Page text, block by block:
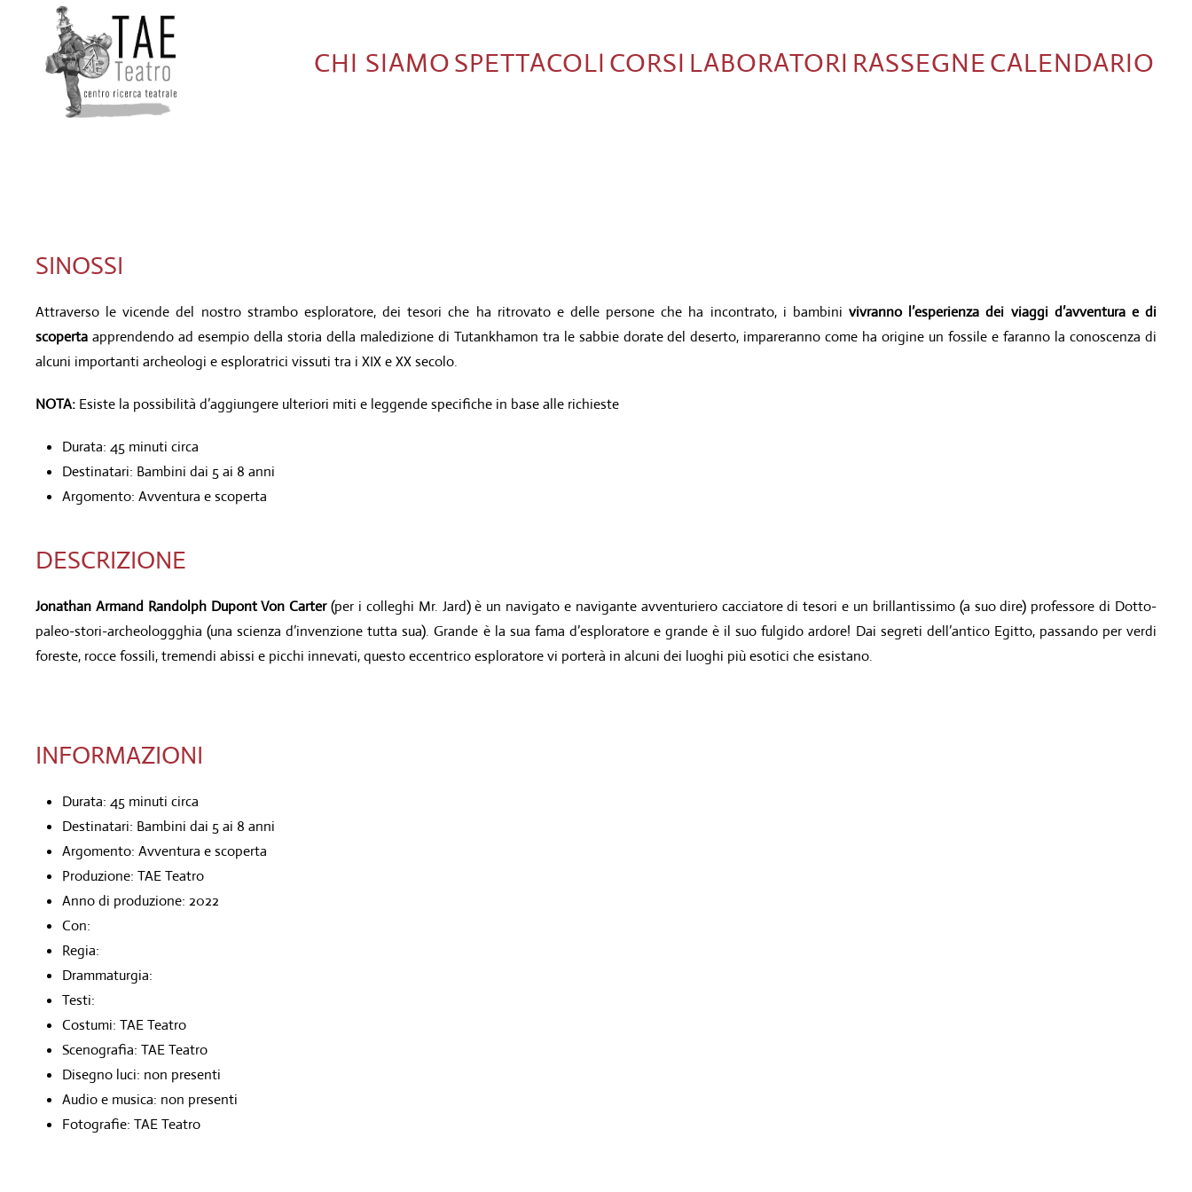
CHI SIAMOSPETTACOLI CORSI LABORATORI RASSEGNECALENDARIO
SINOSSI
Attraverso le vicende del nostro strambo esploratore, dei tesori che ha ritrovato e delle persone che ha incontrato, i bambinivivranno l’esperienza dei viaggi d’avventura e di
scoperta apprendendo ad esempio della storia della maledizione di Tutankhamon tra le sabbie dorate del deserto, impareranno come ha origine un fossile e faranno la conoscenza di
alcuni importanti archeologi e esploratrici vissuti tra i XIX e XX secolo.
NOTA: Esiste la possibilità d’aggiungere ulteriori miti e leggende specifiche in base alle richieste
Durata: 45 minuti circa
Destinatari: Bambini dai 5 ai 8 anni
Argomento: Avventura e scoperta
DESCRIZIONE
Jonathan Armand Randolph Dupont Von Carter(per i colleghi Mr. Jard) è un navigato e navigante avventuriero cacciatore di tesori e un brillantissimo (a suo dire) professore di Dotto-
paleo-stori-archeologgghia (una scienza d’invenzione tutta sua). Grande è la sua fama d’esploratore e grande è il suo fulgido ardore! Dai segreti dell’antico Egitto, passando per verdi
foreste, rocce fossili, tremendi abissi e picchi innevati, questo eccentrico esploratore vi porterà in alcuni dei luoghi più esotici che esistano.
INFORMAZIONI
Durata: 45 minuti circa
Destinatari: Bambini dai 5 ai 8 anni
Argomento: Avventura e scoperta
Produzione: TAE Teatro
Anno di produzione: 2022
Con:
Regia:
Drammaturgia:
Testi:
Costumi: TAE Teatro
Scenografia: TAE Teatro
Disegno luci: non presenti
Audio e musica: non presenti
Fotografie: TAE Teatro